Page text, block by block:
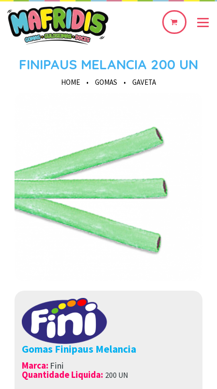
0
FINIPAUS MELANCIA 200 UN
HOME • GOMAS • GAVETA
Gomas Finipaus Melancia
Marca: Fini
Quantidade Liquida: 200 UN